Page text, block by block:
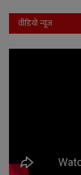
वीडियो न्यूज